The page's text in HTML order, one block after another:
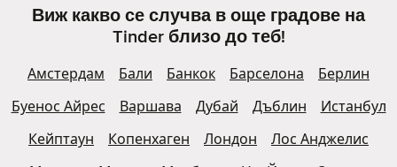
Виж какво се случва в още градове на
Tinder близо до теб!
Амстердам Бали Банкок Барселона
Берлин
Буенос Айрес
Варшава Дубай Дъблин
Истанбул
Кейптаун
Копенхаген Лондон
Лос Анджелис